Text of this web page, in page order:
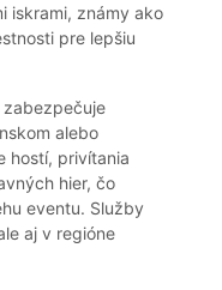
iskrami, známy ako
pre lepšiu
zabezpečuje
alebo
hostí, privítania
hier, čo
eventu. Služby
aj v regióne